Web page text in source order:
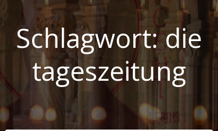
Schlagwort:die
tageszeitung